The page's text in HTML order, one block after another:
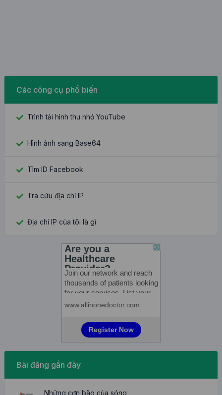
Các công cụ phổ biến
Trình tải hình thu nhỏ YouTube
Hình ảnh sang Base64
Tìm ID Facebook
Tra cứu địa chỉ IP
Địa chỉ IP của tôi là gì
Bài đăng gần đây
Những cơn bão của sóng